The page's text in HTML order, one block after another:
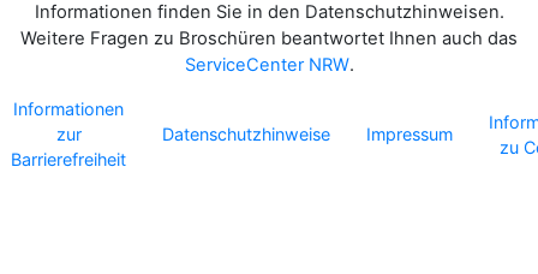
Informationen finden Sie in den Datenschutzhinweisen.
Weitere Fragen zu Broschüren beantwortet Ihnen auch das
ServiceCenter NRW.
Informationen
zur
Barrierefreiheit
Datenschutzhinweise Impressum
zu